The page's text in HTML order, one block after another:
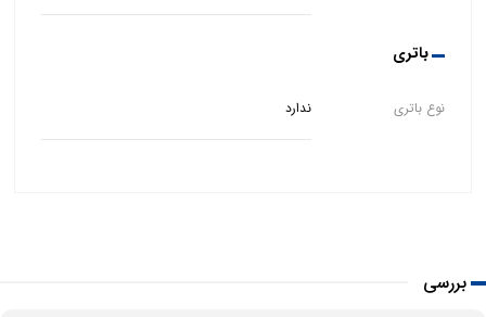
باتری
نوع باتری ندارد
بررسی